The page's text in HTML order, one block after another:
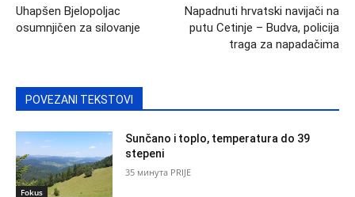
Uhapšen Bjelopoljac
osumnjičen za silovanje
Napadnuti hrvatski navijači na
putu Cetinje – Budva, policija
traga za napadačima
POVEZANI TEKSTOVI
Fokus
Sunčano i toplo, temperatura do 39
stepeni
35 минута PRIJE